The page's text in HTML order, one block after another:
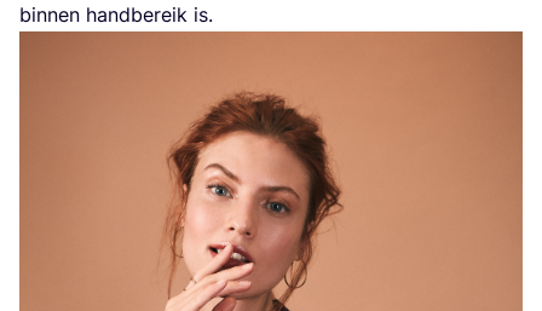
bin­nen hand­be­reik is.